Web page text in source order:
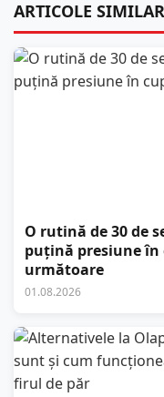
ARTICOLE
O rutină de 30 de
puțină presiune în
următoare
01.08.2026